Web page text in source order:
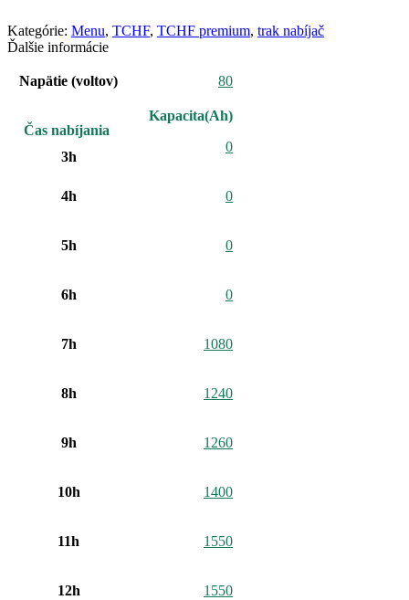
Kategórie: Menu, TCHF, TCHF premium, trak nabíjač
Ďalšie informácie
Napätie (voltov) 80
3h
0
4h 0
5h 0
6h 0
7h 1080
8h 1240
9h 1260
10h 1400
11h 1550
12h 1550